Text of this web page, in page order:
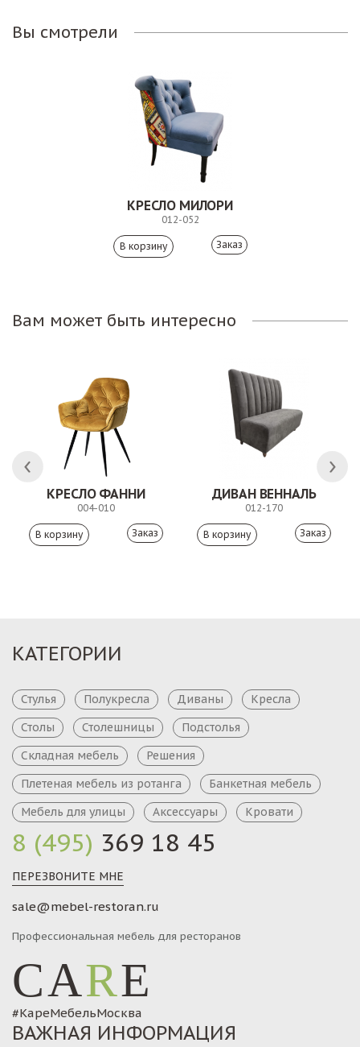
Вы смотрели
КРЕСЛО МИЛОРИ
012-052
Заказ
Вам может быть интересно
КРЕСЛО ФАННИ
004-010
Заказ
ДИВАН ВЕННАЛЬ
012-170
Заказ
8 (495) 369 18 45
ПЕРЕЗВОНИТЕ МНЕ
sale@mebel-restoran.ru
Профессиональная мебель для ресторанов
CARE
#КареМебельМосква
КАТЕГОРИИ
Стулья Полукресла Диваны
Кресла
Столы
Столешницы
Подстолья
Складная мебель
Решения
Плетеная мебель из ротанга
Банкетная мебель
Мебель для улицы
Аксессуары Кровати
ВАЖНАЯ ИНФОРМАЦИЯ